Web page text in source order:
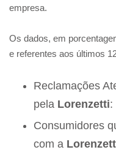
empresa.
Os dados, em
e referentes aos últimos
Reclamações
pela Lorenzetti:
Consumidores
com a